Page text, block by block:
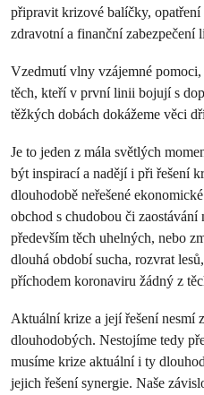
připravit krizové balíčky,
zdravotní a finanční zabezpečení
Vzedmutí vlny vzájemné
těch, kteří v první linii bojují s
těžkých dobách dokážeme věci
Je to jeden z mála světlých
být inspirací a nadějí i při řešení
dlouhodobě neřešené
obchod s chudobou či
především těch uhelných, nebo
dlouhá období sucha, rozvrat
příchodem koronaviru žádný z
Aktuální krize a její řešení nesmí
dlouhodobých. Nestojíme tedy
musíme krize aktuální i ty
jejich řešení synergie. Naše